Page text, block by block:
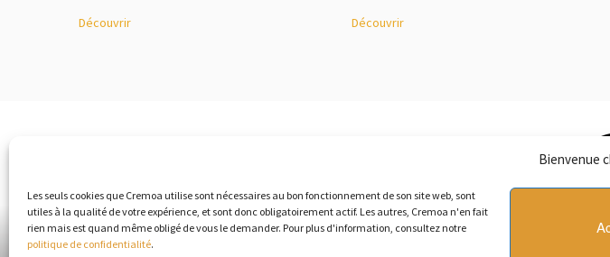
Bienvenue
Les seuls cookies que Cremoa utilise sont nécessaires au bon fonctionnement de son site web, sont
utiles à la qualité de votre expérience, et sont donc obligatoirement actif. Les autres, Cremoa n'en fait
rien mais est quand même obligé de vous le demander. Pour plus d'information, consultez notre
politique de confidentialité.
Découvrir Découvrir